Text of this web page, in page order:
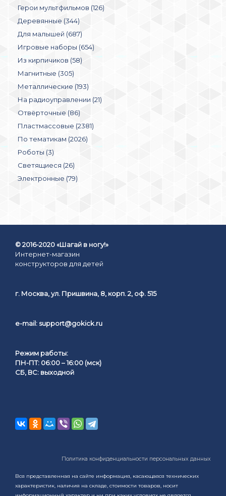
Герои мультфильмов (126)
Деревянные (344)
Для малышей (687)
Игровые наборы (654)
Из кирпичиков (58)
Магнитные (305)
Металлические (193)
На радиоуправлении (21)
Отвёрточные (86)
Пластмассовые (2381)
По тематикам (2026)
Роботы (3)
Светящиеся (26)
Электронные (79)
© 2016-2020 «Шагай в ногу!»
Интернет-магазин
конструкторов для детей
г. Москва, ул. Пришвина, 8, корп. 2, оф. 515
e-mail: support@gokick.ru
Режим работы:
ПН-ПТ: 06:00 – 16:00 (мск)
СБ, ВС: выходной
Политика конфиденциальности персональных данных
Вся представленная на сайте информация, касающаяся технических
характеристик, наличия на складе, стоимости товаров, носит